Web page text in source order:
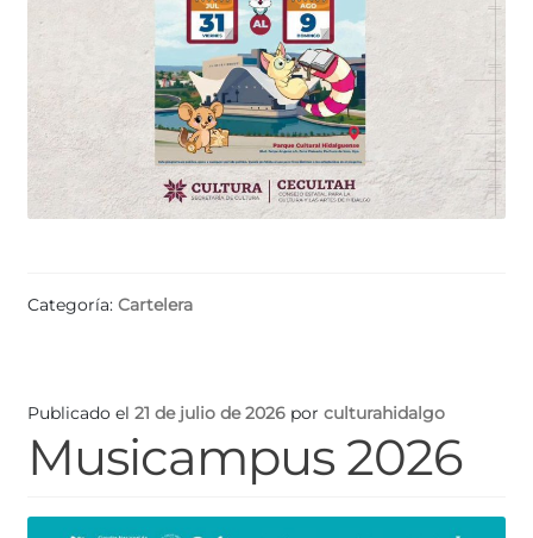
Categoría: Cartelera
Publicado el 21 de julio de 2026 por culturahidalgo
Musicampus 2026